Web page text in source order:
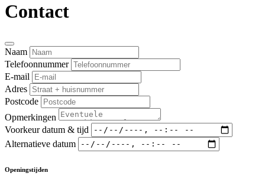
Contact
Naam
Telefoonnummer
E-mail
Adres
Postcode
Opmerkingen
Voorkeur datum & tijd
Alternatieve datum
Openingstijden